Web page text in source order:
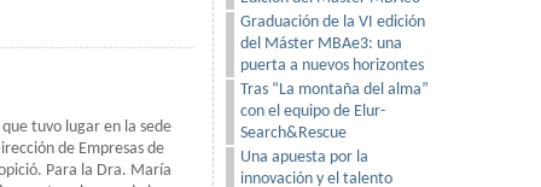
tuvo lugar en la sede
de Empresas de
Para la Dra. María
Graduación de la VI edición
del Máster MBAe3: una
puerta a nuevos horizontes
Tras “La montaña del alma”
con el equipo de Elur-
Search&Rescue
Una apuesta por la
innovación y el talento